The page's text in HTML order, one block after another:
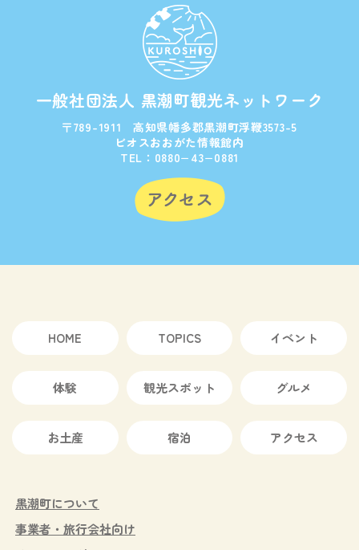
一般社団法人 黒潮町観光ネットワーク
〒789-1911 高知県幡多郡黒潮町浮鞭3573-5
ビオスおおがた情報館内
TEL：0880−43−0881
HOME TOPICS イベント
体験 観光スポット グルメ
お土産 宿泊 アクセス
黒潮町について
事業者・旅行会社向け